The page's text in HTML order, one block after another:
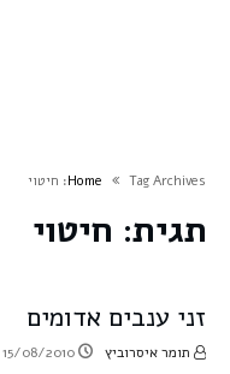
Home Tag Archives: חיטוי
תגית: חיטוי
זני ענבים אדומים
תומר איסרוביץ 15/08/2010